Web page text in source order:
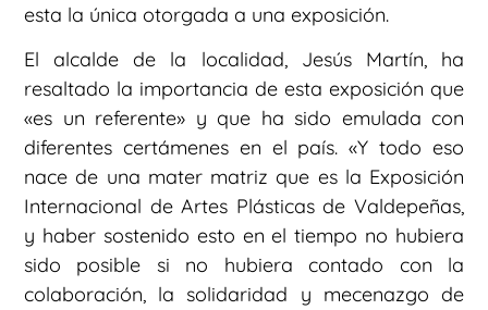
esta la única otorgada a una exposición.
El alcalde de la localidad, Jesús Martín, ha
resaltado la importancia de esta exposición que
«es un referente» y que ha sido emulada con
diferentes certámenes en el país. «Y todo eso
nace de una mater matriz que es la Exposición
Internacional de Artes Plásticas de Valdepeñas,
y haber sostenido esto en el tiempo no hubiera
sido posible si no hubiera contado con la
colaboración, la solidaridad y mecenazgo de